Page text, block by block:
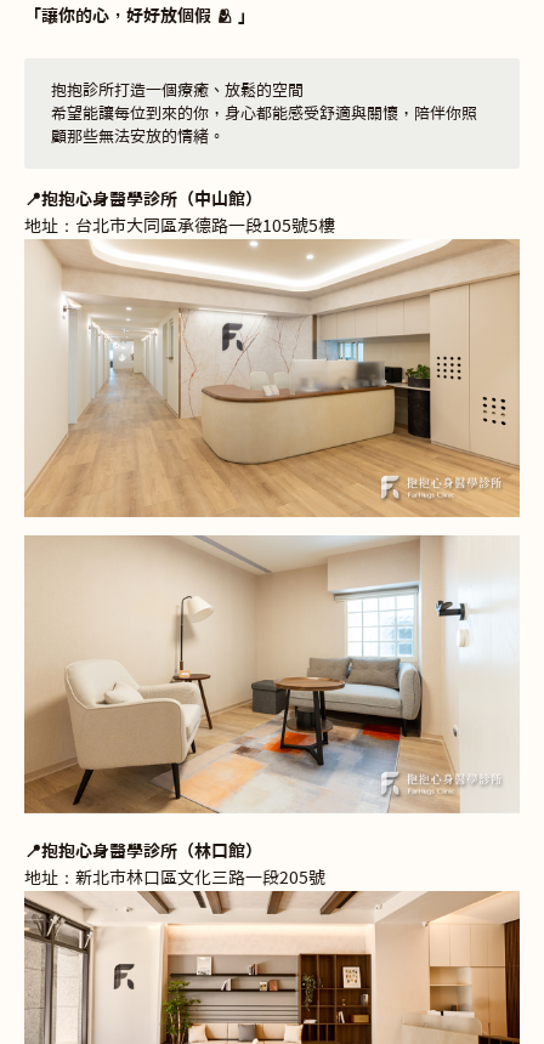
「讓你的心，好好放個假 🫂 」
抱抱診所打造一個療癒、放鬆的空間
希望能讓每位到來的你，身心都能感受舒適與關懷，陪伴你照
顧那些無法安放的情緒。
📍抱抱心身醫學診所（中山館）
地址：台北市大同區承德路一段105號5樓
📍抱抱心身醫學診所（林口館）
地址：新北市林口區文化三路一段205號